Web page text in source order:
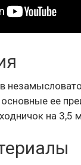
ее
на 3,5